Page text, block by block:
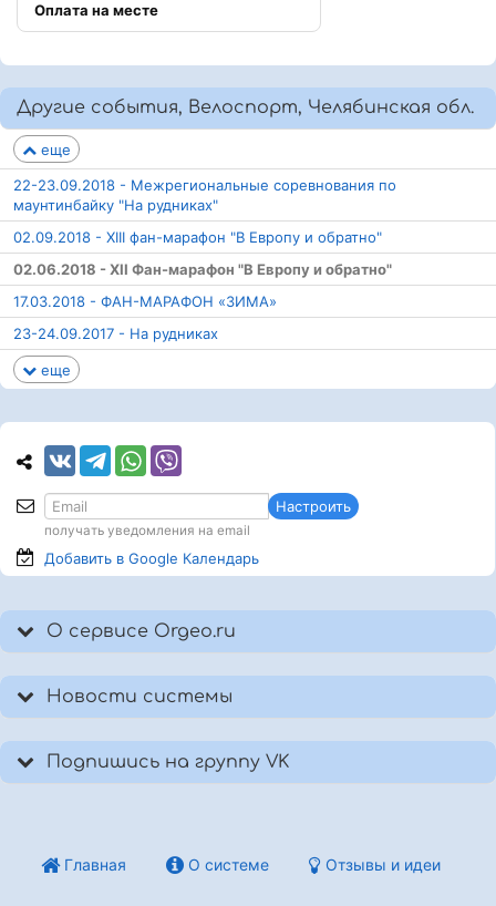
Оплата на месте
Другие события, Велоспорт, Челябинская обл.
еще
22-23.09.2018 - Межрегиональные соревнования по
маунтинбайку "На рудниках"
02.09.2018 - XIII фан-марафон "В Европу и обратно"
02.06.2018 - XII Фан-марафон "В Европу и обратно"
17.03.2018 - ФАН-МАРАФОН «ЗИМА»
23-24.09.2017 - На рудниках
еще
Настроить
получать уведомления на email
Добавить в Google Календарь
О сервисе Orgeo.ru
Новости системы
Подпишись на группу VK
Главная О системе Отзывы и идеи